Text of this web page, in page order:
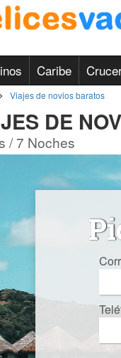
Caribe
Viajes de novios baratos
DE
/ 7 Noches